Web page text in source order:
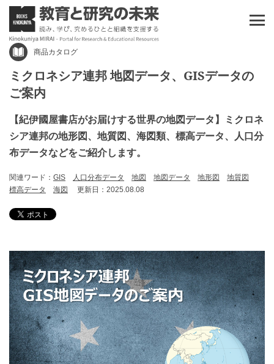
商品カタログ
ミクロネシア連邦 地図データ、GISデータの
ご案内
【紀伊國屋書店がお届けする世界の地図データ】ミクロネ
シア連邦の地形図、地質図、海図類、標高データ、人口分
布データなどをご紹介します。
関連ワード： GIS 人口分布データ 地図 地図データ 地形図
地質図
標高データ
海図 更新日：2025.08.08